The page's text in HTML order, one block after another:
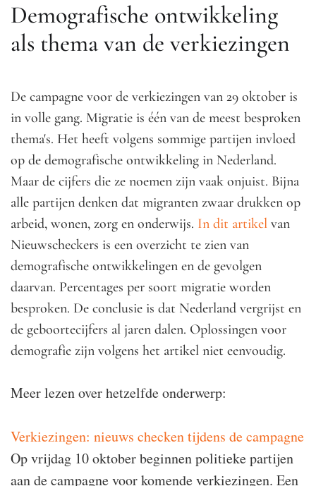
Demografische ontwikkeling
als thema van de verkiezingen
De campagne voor de verkiezingen van 29 oktober is
in volle gang. Migratie is één van de meest besproken
thema's. Het heeft volgens sommige partijen invloed
op de demografische ontwikkeling in Nederland.
Maar de cijfers die ze noemen zijn vaak onjuist. Bijna
alle partijen denken dat migranten zwaar drukken op
arbeid, wonen, zorg en onderwijs. In dit artikel van
Nieuwscheckers is een overzicht te zien van
demografische ontwikkelingen en de gevolgen
daarvan. Percentages per soort migratie worden
besproken. De conclusie is dat Nederland vergrijst en
de geboortecijfers al jaren dalen. Oplossingen voor
demografie zijn volgens het artikel niet eenvoudig.
Meer lezen over hetzelfde onderwerp:
Verkiezingen: nieuws checken tijdens de campagne
Op vrijdag 10 oktober beginnen politieke partijen
aan de campagne voor komende verkiezingen. Een